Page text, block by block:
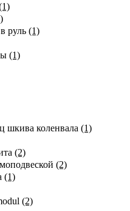
руль (1)
(1)
шкива коленвала (1)
(2)
(2)
(1)
(2)